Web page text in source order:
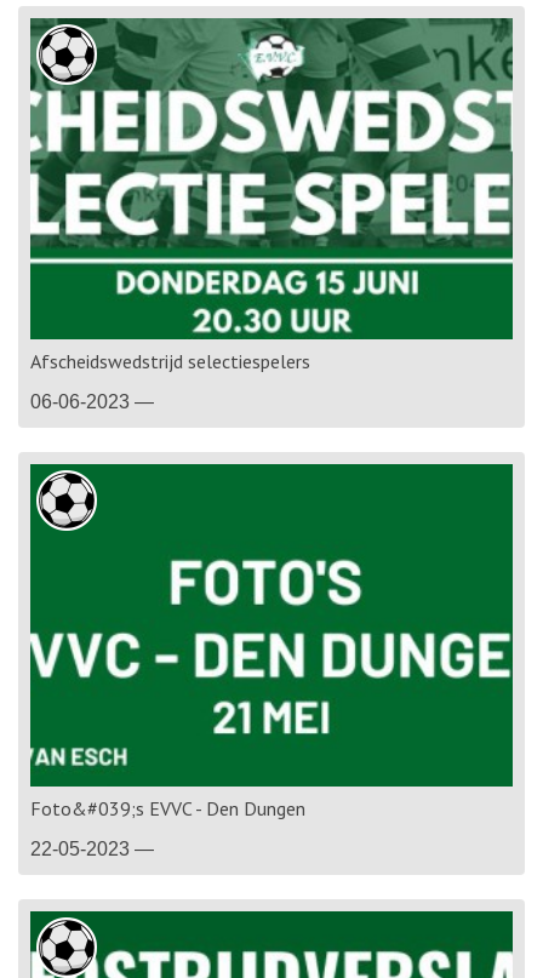
Afscheidswedstrijd selectiespelers
06-06-2023 —
Foto&#039;s EVVC - Den Dungen
22-05-2023 —